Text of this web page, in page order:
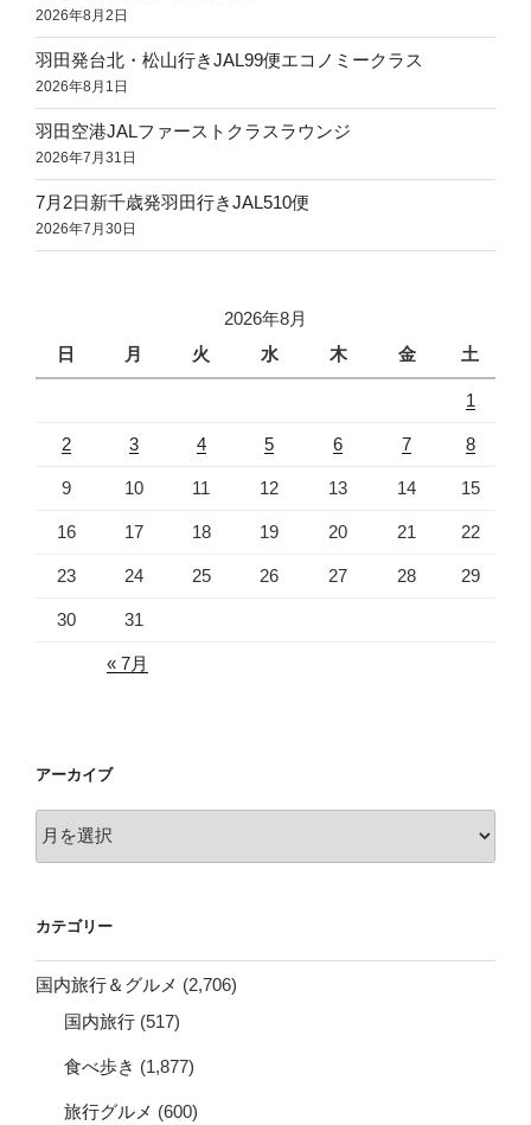
2026年8月2日
羽田発台北・松山行きJAL99便エコノミークラス
2026年8月1日
羽田空港JALファーストクラスラウンジ
2026年7月31日
7月2日新千歳発羽田行きJAL510便
2026年7月30日
2026年8月
日
月 火 水 木 金 土
1
2 3 4 5 6 7 8
9 10 11 12 13 14 15
16 17 18 19 20 21 22
23 24 25 26 27 28 29
30 31
« 7月
アーカイブ
ー
ブ
カテゴリー
国内旅行＆グルメ (2,706)
国内旅行 (517)
食べ歩き (1,877)
旅行グルメ (600)